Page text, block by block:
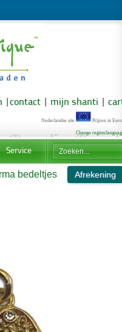
contact mijn shanti
Nederlandse site Prijzen in
Change region/
Service
bedeltjes